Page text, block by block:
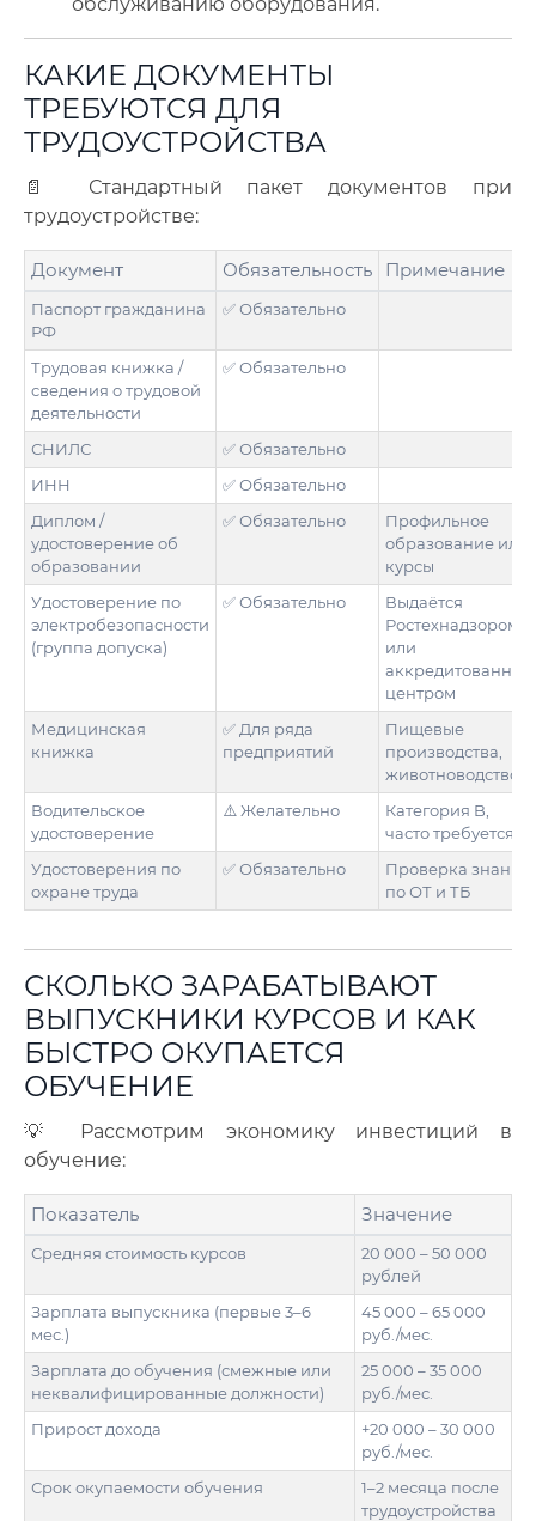
КАКИЕ ДОКУМЕНТЫ
ТРЕБУЮТСЯ ДЛЯ
ТРУДОУСТРОЙСТВА
📄 Стандартный пакет документов при
трудоустройстве:
Документ Обязательность Примечание
Паспорт гражданина
РФ
✅ Обязательно
Трудовая книжка /
сведения о трудовой
деятельности
✅ Обязательно
СНИЛС
✅ Обязательно
ИНН
✅ Обязательно
Диплом /
удостоверение об
образовании
✅ Обязательно
Профильное
образование или
курсы
Удостоверение по
электробезопасности
(группа допуска)
✅ Обязательно
Выдаётся
Ростехнадзором
или
аккредитованным
центром
Медицинская
книжка
✅ Для ряда
предприятий
Пищевые
производства,
животноводство
Водительское
удостоверение
⚠️ Желательно
Категория B,
часто требуется
Удостоверения по
охране труда
✅ Обязательно
Проверка знаний
по ОТ и ТБ
СКОЛЬКО ЗАРАБАТЫВАЮТ
ВЫПУСКНИКИ КУРСОВ И КАК
БЫСТРО ОКУПАЕТСЯ
ОБУЧЕНИЕ
💡 Рассмотрим экономику инвестиций в
обучение:
Показатель Значение
Средняя стоимость курсов
20 000 – 50 000
рублей
Зарплата выпускника (первые 3–6
мес.)
45 000 – 65 000
руб./мес.
Зарплата до обучения (смежные или
неквалифицированные должности)
25 000 – 35 000
руб./мес.
Прирост дохода
+20 000 – 30 000
руб./мес.
Срок окупаемости обучения
1–2 месяца после
трудоустройства